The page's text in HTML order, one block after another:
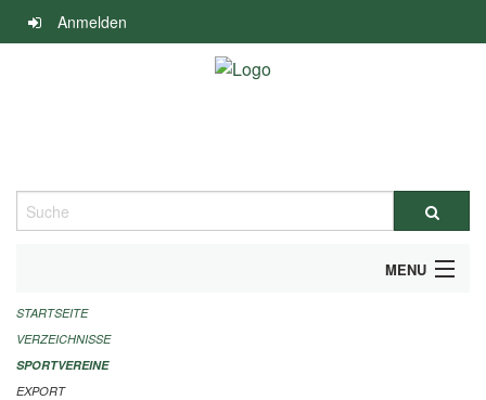
Navigation
überspringen
Anmelden
Suche
MENU
ALLGEMEINE INFORMATIONEN
FINANZIELLE UNTERSTÜTZUNG BENÖTIGT?
STARTSEITE
VERZEICHNISSE
SPORTVEREINE
EXPORT